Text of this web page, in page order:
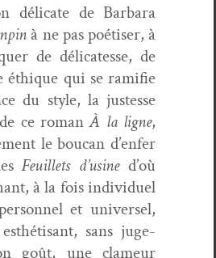
déli­cate de Bar­bara
à ne pas poé­tis­er, à
de déli­catesse, de
éthique qui se ram­i­fie
du style, la justesse
ce romanÀ la ligne,
le bou­can d’enfer
Feuil­lets d’usined’où
à la fois indi­vidu­el
et uni­versel,
sans juge­
goût, une clameur